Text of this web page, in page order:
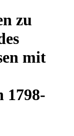
zu
mit
1798-